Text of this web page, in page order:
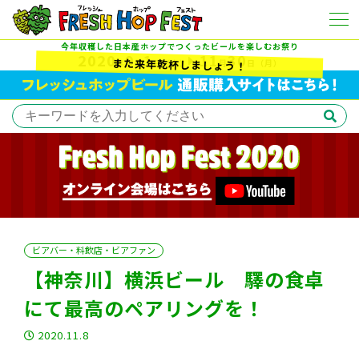
今年収穫した日本産ホップでつくったビールを楽しむお祭り
2020年9月1日（火） 11月30
また来年乾杯しましょう！
ビアバー・料飲店・ビアファン
【神奈川】横浜ビール 驛の食卓
にて最高のペアリングを！
2020.11.8